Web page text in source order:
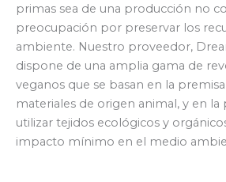
primas sea de una producción no
preocupación por preservar los
ambiente. Nuestro proveedor,
dispone de una amplia gama de
veganos que se basan en la
materiales de origen animal, y en
utilizar tejidos ecológicos y
impacto mínimo en el medio